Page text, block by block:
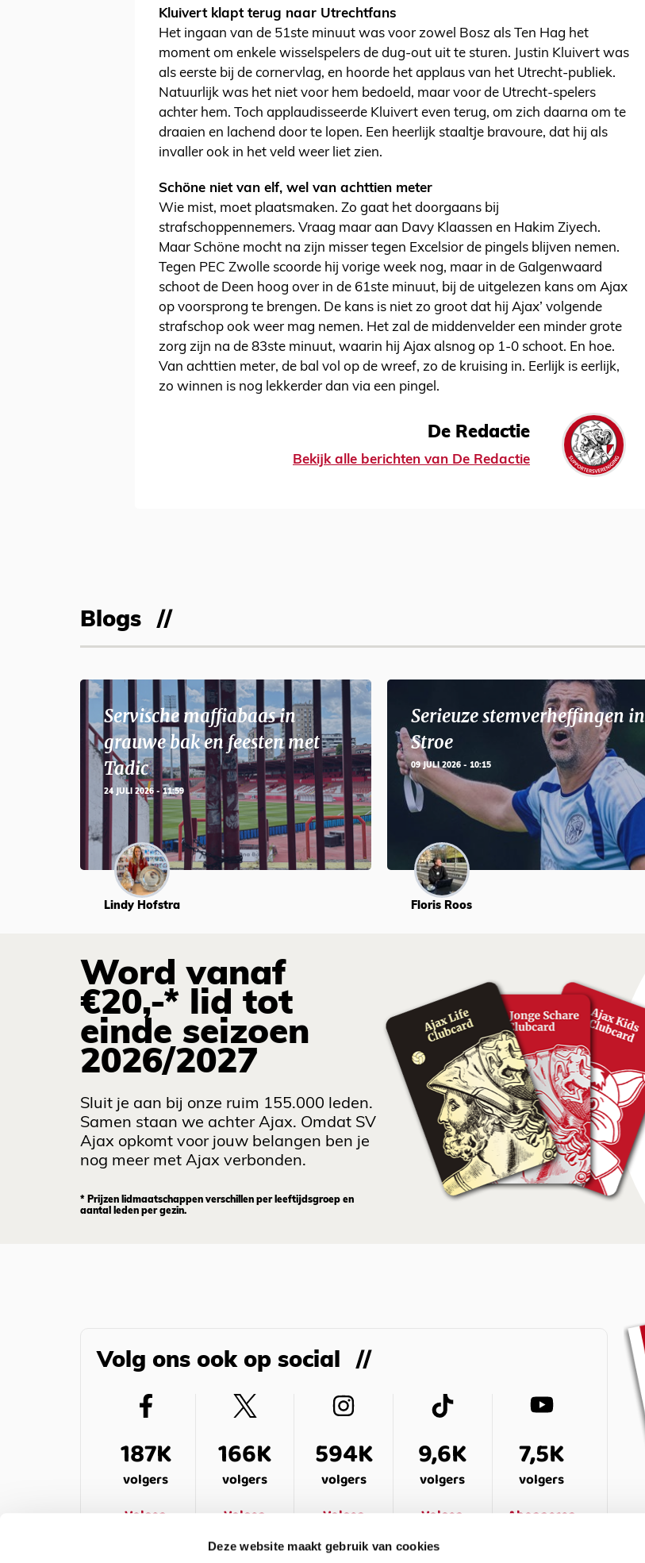
Deze website maakt gebruik van cookies
Kluivert klapt terug naar Utrechtfans
Het ingaan van de 51ste minuut was voor zowel Bosz als Ten Hag het
moment om enkele wisselspelers de dug-out uit te sturen. Justin Kluivert was
als eerste bij de cornervlag, en hoorde het applaus van het Utrecht-publiek.
Natuurlijk was het niet voor hem bedoeld, maar voor de Utrecht-spelers
achter hem. Toch applaudisseerde Kluivert even terug, om zich daarna om te
draaien en lachend door te lopen. Een heerlijk staaltje bravoure, dat hij als
invaller ook in het veld weer liet zien.
Schöne niet van elf, wel van achttien meter
Wie mist, moet plaatsmaken. Zo gaat het doorgaans bij
strafschoppennemers. Vraag maar aan Davy Klaassen en Hakim Ziyech.
Maar Schöne mocht na zijn misser tegen Excelsior de pingels blijven nemen.
Tegen PEC Zwolle scoorde hij vorige week nog, maar in de Galgenwaard
schoot de Deen hoog over in de 61ste minuut, bij de uitgelezen kans om Ajax
op voorsprong te brengen. De kans is niet zo groot dat hij Ajax’ volgende
strafschop ook weer mag nemen. Het zal de middenvelder een minder grote
zorg zijn na de 83ste minuut, waarin hij Ajax alsnog op 1-0 schoot. En hoe.
Van achttien meter, de bal vol op de wreef, zo de kruising in. Eerlijk is eerlijk,
zo winnen is nog lekkerder dan via een pingel.
De Redactie
Bekijk alle berichten van De Redactie
Blogs
Servische maffiabaas in
grauwe bak en feesten met
Tadic
24 JULI 2026 - 11:59
Lindy Hofstra
Serieuze stemverheffingen in
Stroe
09 JULI 2026 - 10:15
Floris Roos
Word vanaf
€20,-* lid tot
einde seizoen
2026/2027
Sluit je aan bij onze ruim 155.000 leden.
Samen staan we achter Ajax. Omdat SV
Ajax opkomt voor jouw belangen ben je
nog meer met Ajax verbonden.
* Prijzen lidmaatschappen verschillen per leeftijdsgroep en
aantal leden per gezin.
Volg ons ook op social
187K
volgers
Volgen
166K
volgers
Volgen
594K
volgers
Volgen
9,6K
volgers
Volgen
7,5K
volgers
Abonneren